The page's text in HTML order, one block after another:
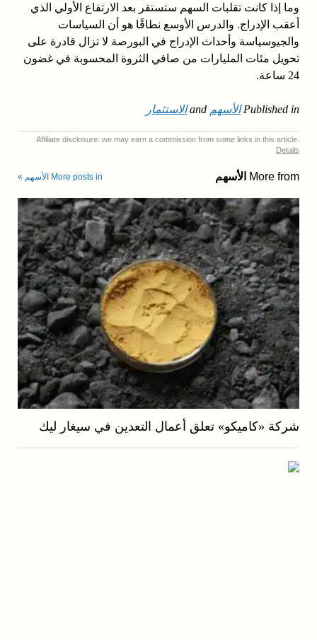
وما إذا كانت تقلبات السهم ستستقر بعد الارتفاع الأولي الذي
أعقب الإدراج. والدرس الأوسع نطاقًا هو أن السياسات
والجيوسياسة وأحداث الإدراج في البورصة لا تزال قادرة على
تحويل مئات المليارات من صافي الثروة المحسوبة في غضون
24 ساعة.
Published in الأسهم الاستثمار
Affiliate disclosure: we may earn a commission from some links in this article.
Details
More from الأسهم More posts in الأسهم »
شركة «كاميكو» تعلق أعمال التعدين في سيغار ليك